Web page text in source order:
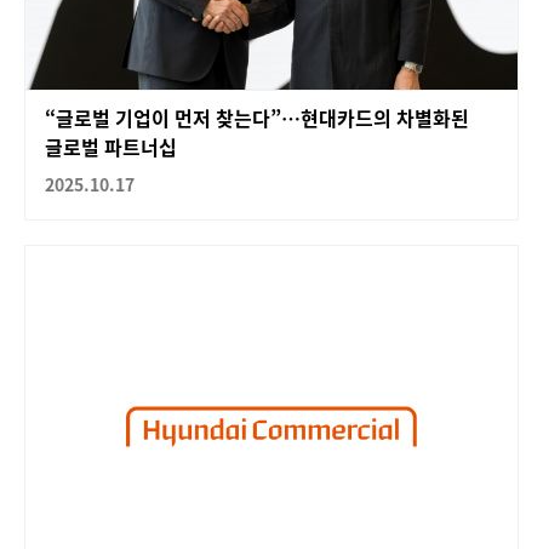
“글로벌 기업이 먼저 찾는다”…현대카드의 차별화된
글로벌 파트너십
2025.10.17